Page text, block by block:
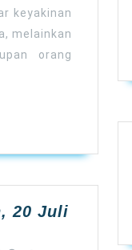
keyakinan
melainkan
orang
20 Juli